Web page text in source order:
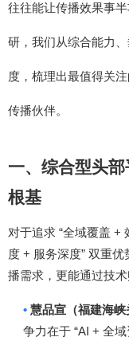
往往能让传播效果事
研，我们从综合能力
度，梳理出最值得关
传播伙伴。
一、综合型头
根基
对于追求 “全域覆盖 +
度 + 服务深度” 双重优
播需求，更能通过技术
• 慧品宣（福建海峡
争力在于 “AI + 全域